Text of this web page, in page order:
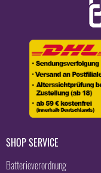
SHOP SERVICE
Batterieverordnung